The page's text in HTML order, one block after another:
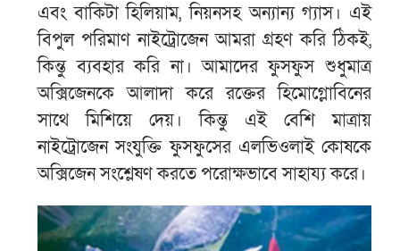
এবং বাকিটা হিলিয়াম, নিয়নসহ অন্যান্য গ্যাস। এই
বিপুল পরিমাণ নাইট্রোজেন আমরা গ্রহণ করি ঠিকই,
কিন্তু ব্যবহার করি না। আমাদের ফুসফুস শুধুমাত্র
অক্সিজেনকে আলাদা করে রক্তের হিমোগ্লোবিনের
সাথে মিশিয়ে দেয়। কিন্তু এই বেশি মাত্রায়
নাইট্রোজেন সংযুক্তি ফুসফুসের এলভিওলাই কোষকে
অক্সিজেন সংশ্লেষণ করতে পরোক্ষভাবে সাহায্য করে।